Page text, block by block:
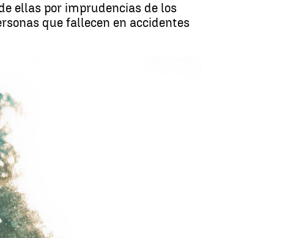
ellas por imprudencias de los
que fallecen en accidentes
mortales en la carretera |